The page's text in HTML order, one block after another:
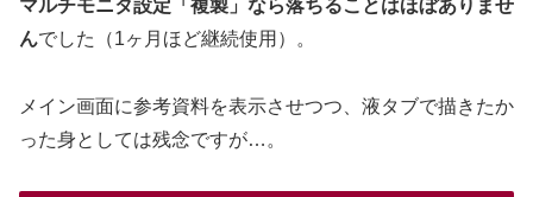
マルチモニタ設定「複製」なら落ちることはほぼありませ
んでした（1ヶ月ほど継続使用）。
メイン画面に参考資料を表示させつつ、液タブで描きたか
った身としては残念ですが…。